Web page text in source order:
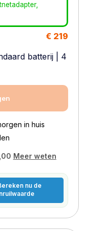
€ 219
batterij | 4
in huis
Meer weten
nu de